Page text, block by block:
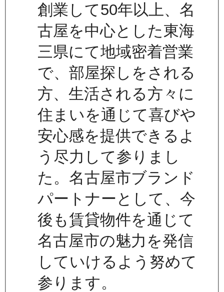
創業して50年以上、名
古屋を中心とした東海
三県にて地域密着営業
で、部屋探しをされる
方、生活される方々に
住まいを通じて喜びや
安心感を提供できるよ
う尽力して参りまし
た。名古屋市ブランド
パートナーとして、今
後も賃貸物件を通じて
名古屋市の魅力を発信
していけるよう努めて
参ります。